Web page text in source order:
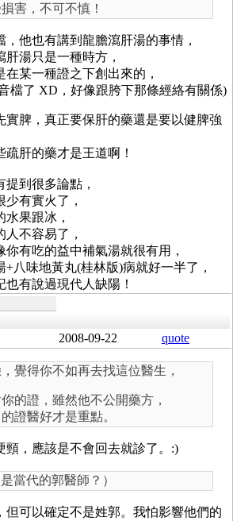
害，不可不慎！
他也有講到龍膽瀉肝湯的事情，
湯只是一種時方，
某一種證之下創出來的，
檔了 XD，好像跟胯下那條經絡有關係)
實脾，真正要保肝的藥還是要以健脾強
肝的藥才是王道啊！
到很多論點，
有實火了，
果跟冰，
不容易了，
有吃的益中補氣湯就很有用，
八味地黃丸(桂林版)病就好一半了，
有說過現代人缺陽！
2008-09-22 quote
覺得你不如再去找這位醫生，
的證，雖然他不公開藥方，
證醫好才是重點。
頸，應該是不會回去就診了。:)
當代的郭醫師？）
但可以確定不是姓郭。我怕影響他們的